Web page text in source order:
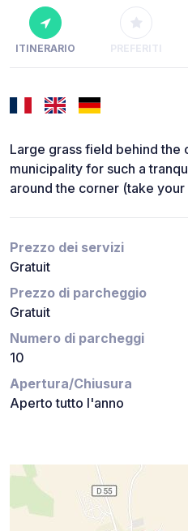
ITINERARIO PREFERITI
Large grass field behind the
municipality for such a
around the corner (take
Prezzo dei servizi
Gratuit
Prezzo di parcheggio
Gratuit
Numero di parcheggi
10
Apertura/Chiusura
Aperto tutto l'anno